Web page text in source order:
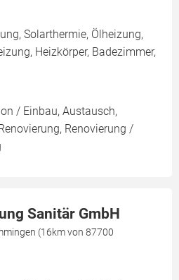
Solarthermie, Ölheizung,
Heizkörper, Badezimmer,
/ Einbau, Austausch,
Renovierung /
Sanitär GmbH
(16km von 87700